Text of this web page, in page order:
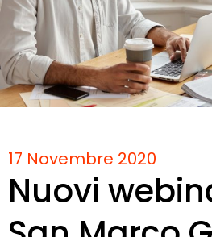
17 Novembre 2020
Nuovi